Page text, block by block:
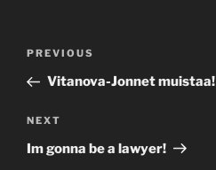
Previous
Post
PREVIOUS
Vitanova-Jonnet muistaa!
Next
Post
NEXT
Im gonna be a lawyer!